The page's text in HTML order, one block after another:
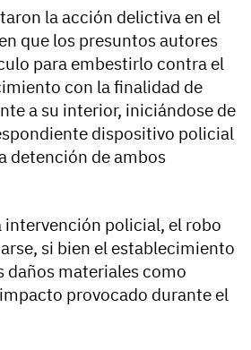
la acción delictiva en el
que los presuntos autores
para embestirlo contra el
con la finalidad de
a su interior, iniciándose de
dispositivo policial
detención de ambos
intervención policial, el robo
si bien el establecimiento
materiales como
provocado durante el